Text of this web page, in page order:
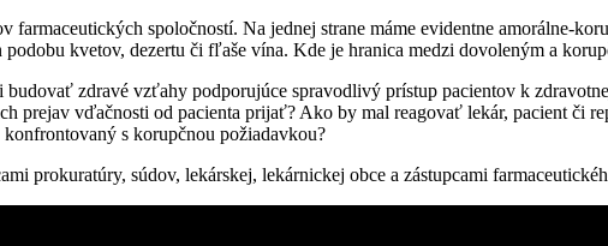
spoločností. Na jednej strane máme evidentne amorálne-
kvetov, dezertu či fľaše vína. Kde je hranica medzi dovoleným a
zdravé vzťahy podporujúce spravodlivý prístup pacientov k
prejav vďačnosti od pacienta prijať? Ako by mal reagovať lekár, pacient či
konfrontovaný s korupčnou požiadavkou?
prokuratúry, súdov, lekárskej, lekárnickej obce a zástupcami